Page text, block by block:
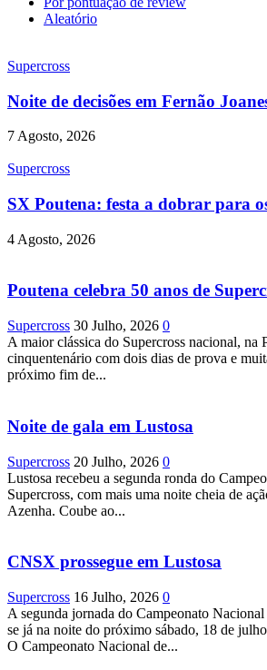
Aleatório
Supercross
Noite de decisões em Fernão
7 Agosto, 2026
Supercross
SX Poutena: festa a dobrar para
4 Agosto, 2026
Poutena celebra 50 anos de
Supercross 30 Julho, 2026 0
A maior clássica do Supercross nacional, na
cinquentenário com dois dias de prova e
próximo fim de...
Noite de gala em Lustosa
Supercross 20 Julho, 2026 0
Lustosa recebeu a segunda ronda do
Supercross, com mais uma noite cheia de
Azenha. Coube ao...
CNSX prossegue em Lustosa
Supercross 16 Julho, 2026 0
A segunda jornada do Campeonato
se já na noite do próximo sábado, 18 de
O Campeonato Nacional de...